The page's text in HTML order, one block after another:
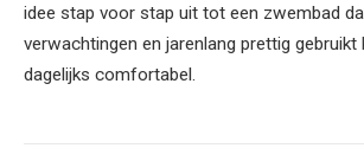
idee stap voor stap uit tot een zwembad
verwachtingen en jarenlang prettig
dagelijks comfortabel.